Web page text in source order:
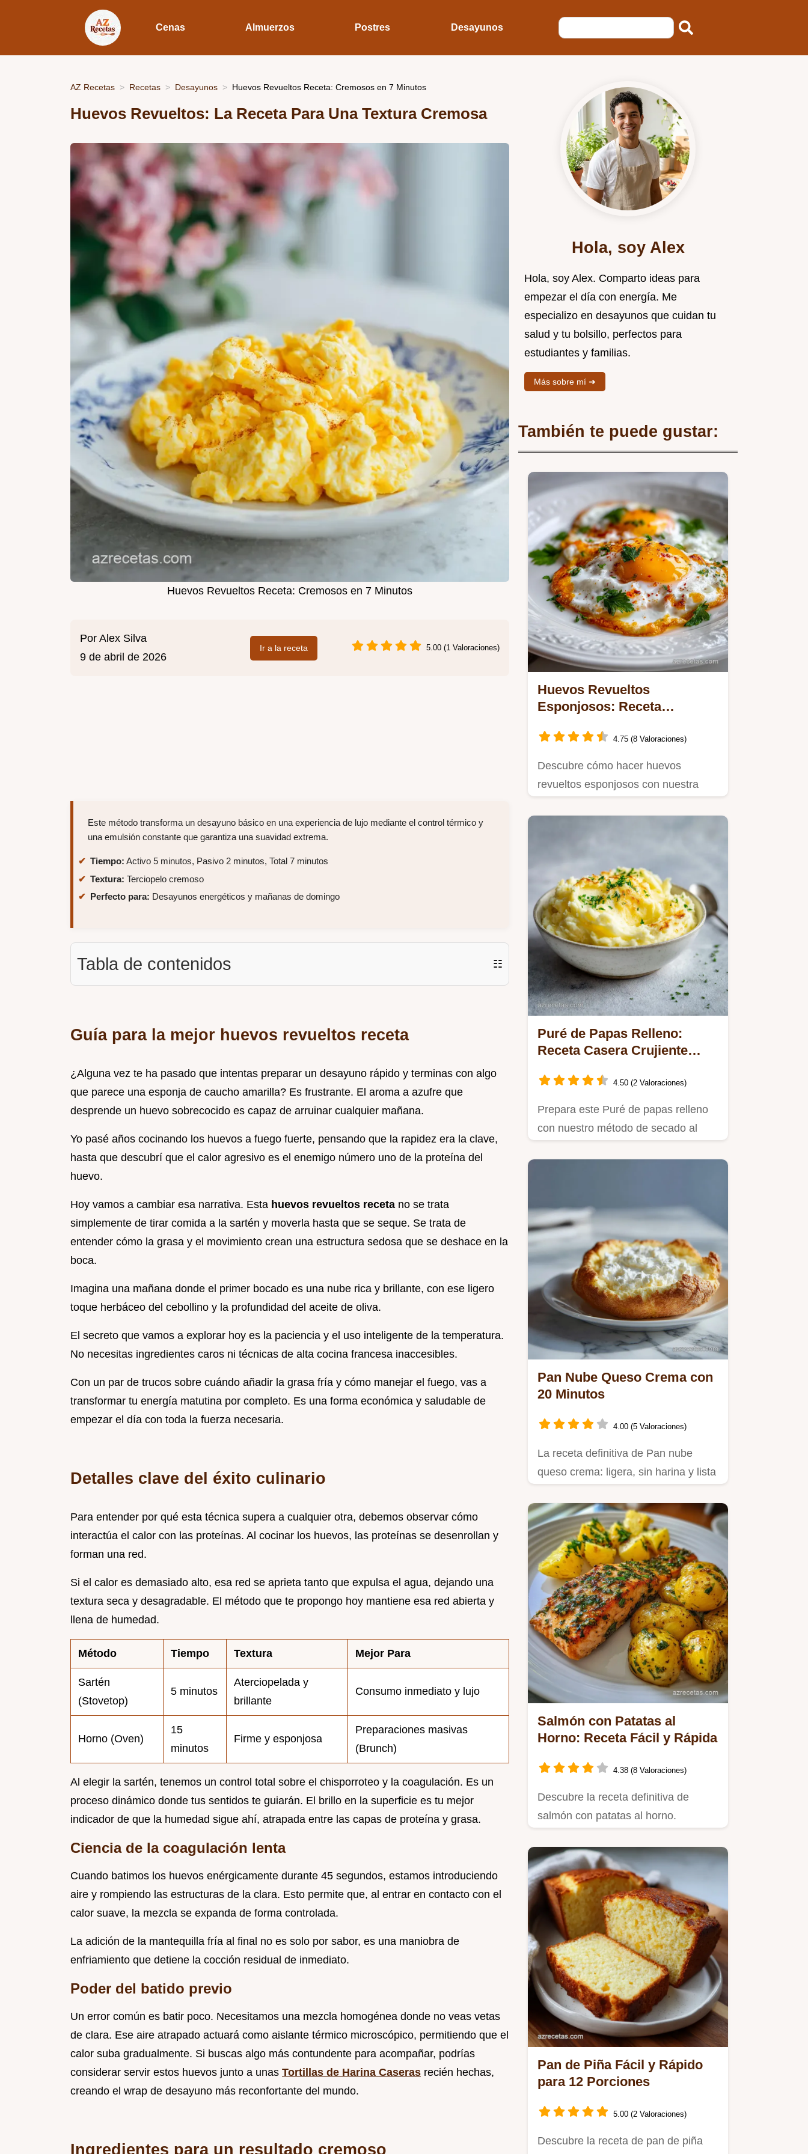
Cenas Almuerzos Postres Desayunos
AZ Recetas Recetas Desayunos Huevos Revueltos Receta: Cremosos en 7 Minutos
Huevos Revueltos: La Receta Para Una Textura Cremosa
Huevos Revueltos Receta: Cremosos en 7 Minutos
Por Alex Silva
9 de abril de 2026
Ir a la receta 5.00 (1 Valoraciones)
Este método transforma un desayuno básico en una experiencia de lujo mediante el control térmico y
una emulsión constante que garantiza una suavidad extrema.
Tiempo: Activo 5 minutos, Pasivo 2 minutos, Total 7 minutos
Textura: Terciopelo cremoso
Perfecto para: Desayunos energéticos y mañanas de domingo
Tabla de contenidos ☷
Guía para la mejor huevos revueltos receta
¿Alguna vez te ha pasado que intentas preparar un desayuno rápido y terminas con algo
que parece una esponja de caucho amarilla? Es frustrante. El aroma a azufre que
desprende un huevo sobrecocido es capaz de arruinar cualquier mañana.
Yo pasé años cocinando los huevos a fuego fuerte, pensando que la rapidez era la clave,
hasta que descubrí que el calor agresivo es el enemigo número uno de la proteína del
huevo.
Hoy vamos a cambiar esa narrativa. Esta huevos revueltos receta no se trata
simplemente de tirar comida a la sartén y moverla hasta que se seque. Se trata de
entender cómo la grasa y el movimiento crean una estructura sedosa que se deshace en la
boca.
Imagina una mañana donde el primer bocado es una nube rica y brillante, con ese ligero
toque herbáceo del cebollino y la profundidad del aceite de oliva.
El secreto que vamos a explorar hoy es la paciencia y el uso inteligente de la temperatura.
No necesitas ingredientes caros ni técnicas de alta cocina francesa inaccesibles.
Con un par de trucos sobre cuándo añadir la grasa fría y cómo manejar el fuego, vas a
transformar tu energía matutina por completo. Es una forma económica y saludable de
empezar el día con toda la fuerza necesaria.
Detalles clave del éxito culinario
Para entender por qué esta técnica supera a cualquier otra, debemos observar cómo
interactúa el calor con las proteínas. Al cocinar los huevos, las proteínas se desenrollan y
forman una red.
Si el calor es demasiado alto, esa red se aprieta tanto que expulsa el agua, dejando una
textura seca y desagradable. El método que te propongo hoy mantiene esa red abierta y
llena de humedad.
Método Tiempo Textura Mejor Para
Sartén
(Stovetop)
5 minutos
Aterciopelada y
brillante
Consumo inmediato y lujo
Horno (Oven)
15
minutos
Firme y esponjosa
Preparaciones masivas
(Brunch)
Al elegir la sartén, tenemos un control total sobre el chisporroteo y la coagulación. Es un
proceso dinámico donde tus sentidos te guiarán. El brillo en la superficie es tu mejor
indicador de que la humedad sigue ahí, atrapada entre las capas de proteína y grasa.
Ciencia de la coagulación lenta
Cuando batimos los huevos enérgicamente durante 45 segundos, estamos introduciendo
aire y rompiendo las estructuras de la clara. Esto permite que, al entrar en contacto con el
calor suave, la mezcla se expanda de forma controlada.
La adición de la mantequilla fría al final no es solo por sabor, es una maniobra de
enfriamiento que detiene la cocción residual de inmediato.
Poder del batido previo
Un error común es batir poco. Necesitamos una mezcla homogénea donde no veas vetas
de clara. Ese aire atrapado actuará como aislante térmico microscópico, permitiendo que el
calor suba gradualmente. Si buscas algo más contundente para acompañar, podrías
considerar servir estos huevos junto a unas Tortillas de Harina Caseras recién hechas,
creando el wrap de desayuno más reconfortante del mundo.
Ingredientes para un resultado cremoso
Hola, soy Alex
Hola, soy Alex. Comparto ideas para
empezar el día con energía. Me
especializo en desayunos que cuidan tu
salud y tu bolsillo, perfectos para
estudiantes y familias.
Más sobre mí ➜
También te puede gustar:
Huevos Revueltos
Esponjosos: Receta
4.75 (8 Valoraciones)
Descubre cómo hacer huevos
revueltos esponjosos con nuestra
Puré de Papas Relleno:
Receta Casera Crujiente
4.50 (2 Valoraciones)
Prepara este Puré de papas relleno
con nuestro método de secado al
Pan Nube Queso Crema con
20 Minutos
4.00 (5 Valoraciones)
La receta definitiva de Pan nube
queso crema: ligera, sin harina y lista
Salmón con Patatas al
Horno: Receta Fácil y Rápida
4.38 (8 Valoraciones)
Descubre la receta definitiva de
salmón con patatas al horno.
Pan de Piña Fácil y Rápido
para 12 Porciones
5.00 (2 Valoraciones)
Descubre la receta de pan de piña